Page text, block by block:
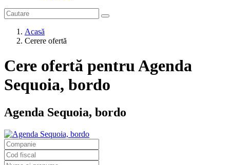
Acasă
Cerere ofertă
Cere ofertă pentru Agenda
Sequoia, bordo
Agenda Sequoia, bordo